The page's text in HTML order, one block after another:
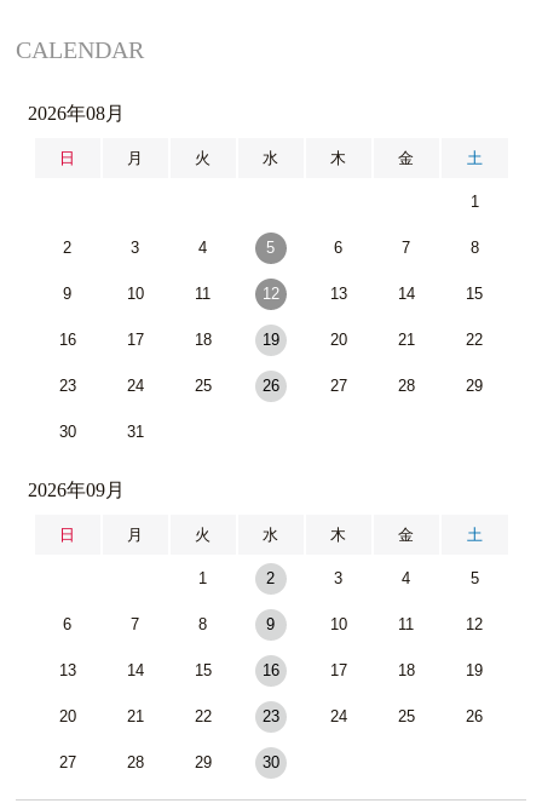
CALENDAR
2026年08月
日 月 火 水 木 金 土
1
2 3 4 5 6 7 8
9 10 11 12 13 14 15
16 17 18 19 20 21 22
23 24 25 26 27 28 29
30 31
2026年09月
日 月 火 水 木 金 土
1 2 3 4 5
6 7 8 9 10 11 12
13 14 15 16 17 18 19
20 21 22 23 24 25 26
27 28 29 30